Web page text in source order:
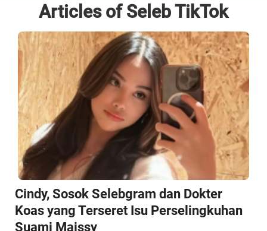
Articles of Seleb TikTok
Cindy, Sosok Selebgram dan Dokter
Koas yang Terseret Isu Perselingkuhan
Suami Maissy